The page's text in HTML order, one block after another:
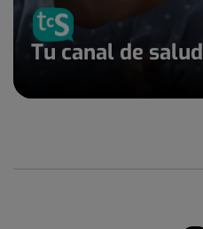
Tu canal de salud